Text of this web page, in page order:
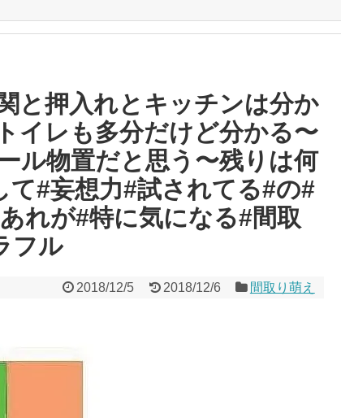
と押入れとキッチンは分か
イレも多分だけど分かる〜
ル物置だと思う〜残りは何
#妄想力#試されてる#の#
れが#特に気になる#間取
フル
2018/12/5 2018/12/6 間取り萌え